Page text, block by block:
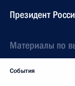
Президент
Материалы по
События